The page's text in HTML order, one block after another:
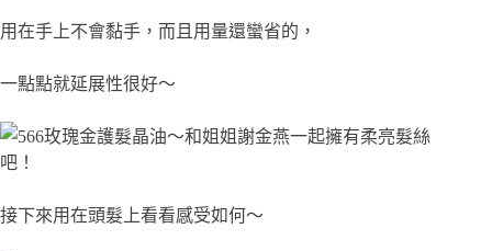
用在手上不會黏手，而且用量還蠻省的，
一點點就延展性很好～
接下來用在頭髮上看看感受如何～